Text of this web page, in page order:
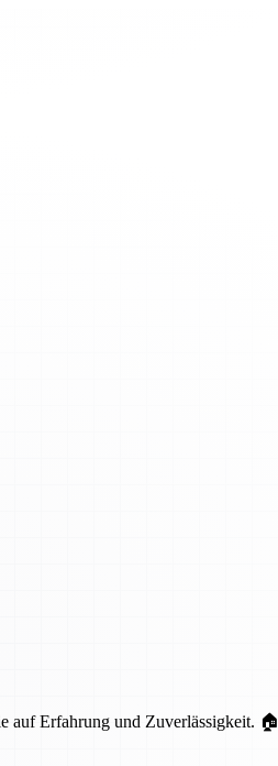
auf Erfahrung und Zuverlässigkeit. 🏠